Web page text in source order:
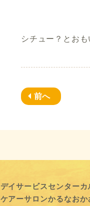
シチュー？とお
前へ
デイサービスセンターカ
ケアーサロンかるなおか